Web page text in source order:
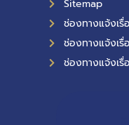
Sitemap
ช่องทางแจ้งเ
ช่องทางแจ้งเรื่
ช่องทางแจ้งเรื่